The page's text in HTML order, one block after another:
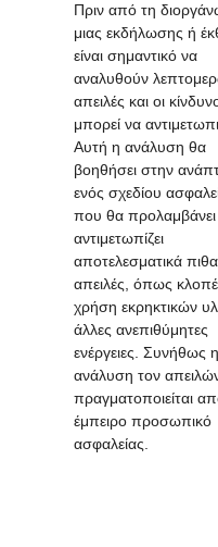
Πριν από τη
μιας εκδήλωσης ή
είναι σημαντικό να
αναλυθούν
απειλές και οι
μπορεί να
Αυτή η ανάλυση θα
βοηθήσει στην
ενός σχεδίου
που θα προλαμβάνει
αντιμετωπίζει
αποτελεσματικά
απειλές, όπως
χρήση εκρηκτικών
άλλες ανεπιθύμητες
ενέργειες. Συνήθως η
ανάλυση τον
πραγματοποιείται
έμπειρο προσωπικό
ασφαλείας.